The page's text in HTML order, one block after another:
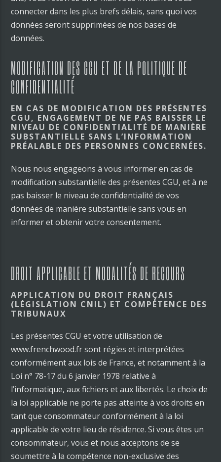
connecter dans les plus brefs délais, sans quoi vos
données seront supprimées de nos bases de
données.
MODIFICATION DES CGU ET DE LA POLITIQUE DE
CONFIDENTIALITÉ
EN CAS DE MODIFICATION DES PRÉSENTES
CGU, ENGAGEMENT DE NE PAS BAISSER LE
NIVEAU DE CONFIDENTIALITÉ DE MANIÈRE
SUBSTANTIELLE SANS L’INFORMATION
PRÉALABLE DES PERSONNES CONCERNÉES.
Nous nous engageons à vous informer en cas de
modification substantielle des présentes CGU, et à ne
pas baisser le niveau de confidentialité de vos
données de manière substantielle sans vous en
informer et obtenir votre consentement.
DROIT APPLICABLE ET MODALITÉS DE RECOURS
APPLICATION DU DROIT FRANÇAIS
(LÉGISLATION CNIL) ET COMPÉTENCE DES
TRIBUNAUX
Les présentes CGU et votre utilisation de
www.frenchwood.fr sont régies et interprétées
conformément aux lois de France, et notamment à la
Loi n° 78-17 du 6 janvier 1978 relative à
l’informatique, aux fichiers et aux libertés. Le choix de
la loi applicable ne porte pas atteinte à vos droits en
tant que consommateur conformément à la loi
applicable de votre lieu de résidence. Si vous êtes un
consommateur, vous et nous acceptons de se
soumettre à la compétence non-exclusive des